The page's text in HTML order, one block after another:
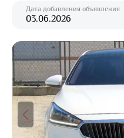
Дата добавления объявления
03.06.2026